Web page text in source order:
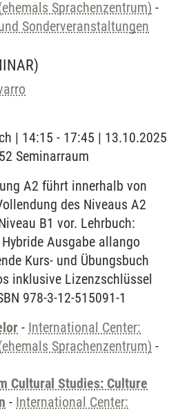
Sprachenzentrum) -
Sonderveranstaltungen
| 14:15 - 17:45 | 13.10.2025
Seminarraum
A2 führt innerhalb von
des Niveaus A2
B1 vor. Lehrbuch:
Ausgabe allango
Kurs- und Übungsbuch
inklusive Lizenzschlüssel
978-3-12-515091-1
- International Center:
Sprachenzentrum) -
Cultural Studies: Culture
- International Center: